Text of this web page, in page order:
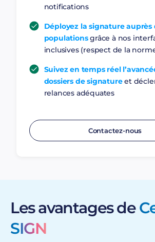
notifications
Déployez la signature auprès
populationsgrâce à nos
inclusives (respect de la
Suivez en temps réel
dossiers de signatureet
relances adéquates
Contactez-nous
Les avantages de
SIGN